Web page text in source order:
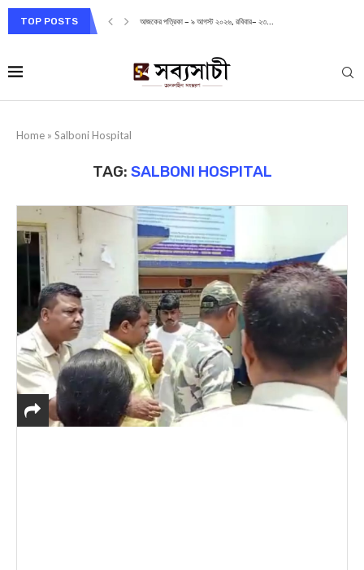
TOP POSTS আজকের পত্রিকা – ৯ আগস্ট ২০২৬, রবিবার– ২৩...
Home » Salboni Hospital
TAG: SALBONI HOSPITAL